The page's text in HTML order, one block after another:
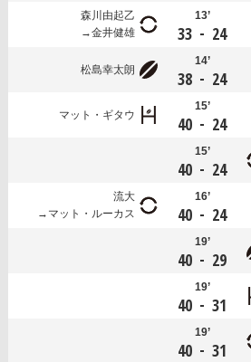
森川由起乙
金井健雄
13’
33 - 24
松島幸太朗
14’
38 - 24
マット・ギタウ
15’
40 - 24
15’
40 - 24
流大
マット・ルーカス
16’
40 - 24
19’
40 - 29
19’
40 - 31
19’
40 - 31